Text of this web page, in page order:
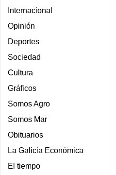
Internacional
Opinión
Deportes
Sociedad
Cultura
Gráficos
Somos Agro
Somos Mar
Obituarios
La Galicia Económica
El tiempo